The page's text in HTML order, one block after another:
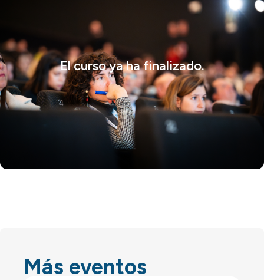
El curso ya ha finalizado.
Más eventos